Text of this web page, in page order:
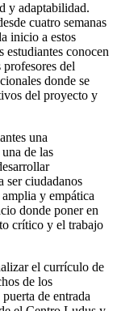
y adaptabilidad.
cuatro semanas
inicio a estos
estudiantes conocen
del
donde se
del proyecto y
una
de las
ser ciudadanos
y empática
donde poner en
crítico y el trabajo
el currículo de
de los
de entrada